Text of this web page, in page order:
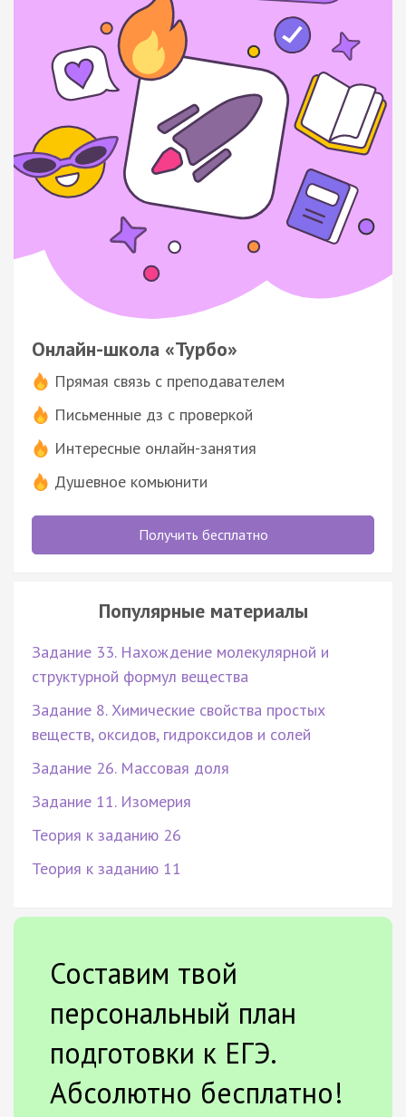
Онлайн-школа «Турбо»
Прямая связь с преподавателем
Письменные дз с проверкой
Интересные онлайн-занятия
Душевное комьюнити
Получить бесплатно
Популярные материалы
Задание 33. Нахождение молекулярной и
структурной формул вещества
Задание 8. Химические свойства простых
веществ, оксидов, гидроксидов и солей
Задание 26. Массовая доля
Задание 11. Изомерия
Теория к заданию 26
Теория к заданию 11
Составим твой
персональный план
подготовки к ЕГЭ.
Абсолютно бесплатно!